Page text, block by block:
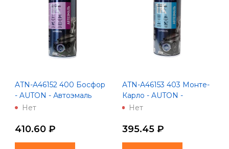
ATN-A46152 400 Босфор
- AUTON - Автоэмаль
алкидная - Аэрозоль 520
Нет
410.60 ₽
ATN-A46153 403 Монте-
Карло - AUTON -
Автоэмаль алкидная -
Нет
395.45 ₽